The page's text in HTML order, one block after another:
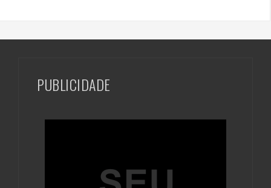
PUBLICIDADE